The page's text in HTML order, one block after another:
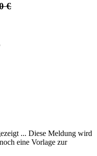
€
... Diese Meldung wird
eine Vorlage zur